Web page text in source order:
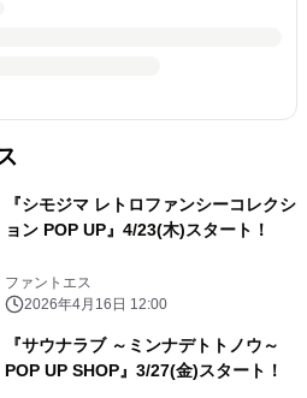
『シモジマ レトロファンシーコレクシ
ョン POP UP』4/23(木)スタート！
ファントエス
2026年4月16日 12:00
『サウナラブ ～ミンナデトトノウ～
POP UP SHOP』3/27(金)スタート！